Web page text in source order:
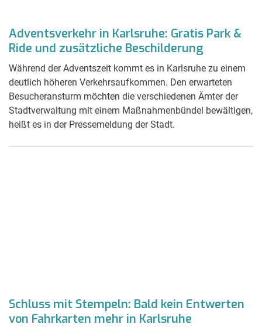
Adventsverkehr in Karlsruhe: Gratis Park &
Ride und zusätzliche Beschilderung
Während der Adventszeit kommt es in Karlsruhe zu einem
deutlich höheren Verkehrsaufkommen. Den erwarteten
Besucheransturm möchten die verschiedenen Ämter der
Stadtverwaltung mit einem Maßnahmenbündel bewältigen,
heißt es in der Pressemeldung der Stadt.
Schluss mit Stempeln: Bald kein Entwerten
von Fahrkarten mehr in Karlsruhe